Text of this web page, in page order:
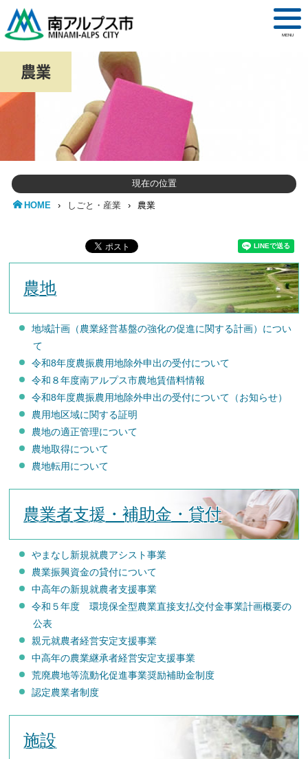
MENU
農業
現在の位置
HOME › しごと・産業 › 農業
農地
地域計画（農業経営基盤の強化の促進に関する計画）につい
て
令和8年度農振農用地除外申出の受付について
令和８年度南アルプス市農地賃借料情報
令和8年度農振農用地除外申出の受付について（お知らせ）
農用地区域に関する証明
農地の適正管理について
農地取得について
農地転用について
農業者支援・補助金・貸付
やまなし新規就農アシスト事業
農業振興資金の貸付について
中高年の新規就農者支援事業
令和５年度 環境保全型農業直接支払交付金事業計画概要の
公表
親元就農者経営安定支援事業
中高年の農業継承者経営安定支援事業
荒廃農地等流動化促進事業奨励補助金制度
認定農業者制度
施設